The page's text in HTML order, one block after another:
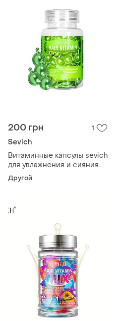
200 грн 1
Sevich
Витаминные капсулы sevich
для увлажнения и сияния
волос (зеленые) 30шт
масло
Другой